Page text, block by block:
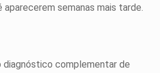
semanas mais tarde.
diagnóstico complementar de